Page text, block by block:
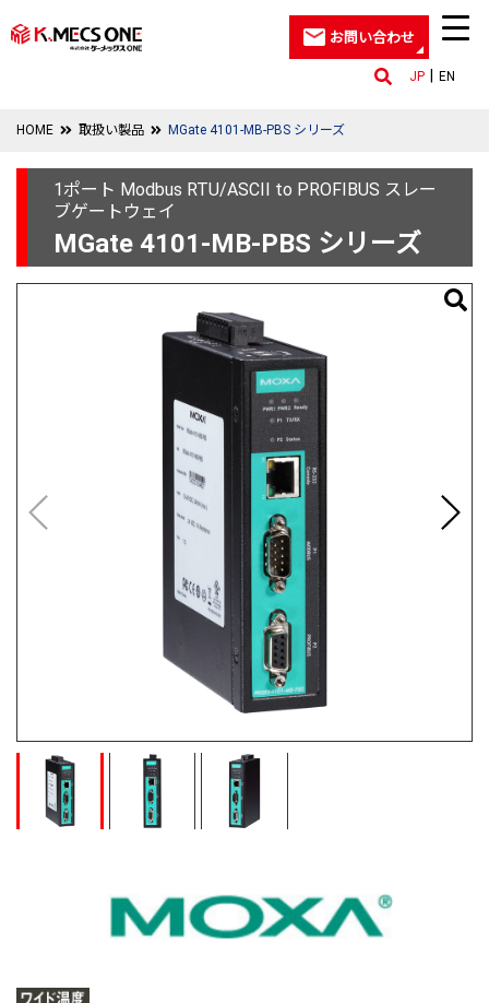
JP EN
お問い合わせ
HOME 取扱い製品 MGate 4101-MB-PBS シリーズ
1ポート Modbus RTU/ASCII to PROFIBUS スレー
ブゲートウェイ
MGate 4101-MB-PBS シリーズ